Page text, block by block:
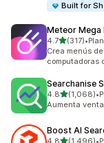
Built for
Meteor Mega
4.7de 5(317)
317 reseñas
•
Crea menús
computadoras
Searchanise
4.8de 5(1,068)
1068 reseñas•
Aumenta
Boost AI
4.8de 5(1,496)•